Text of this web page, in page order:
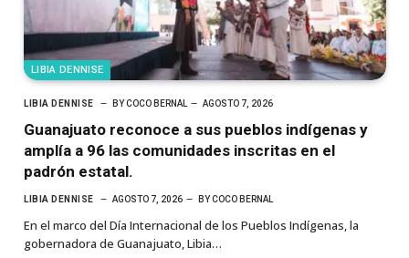
LIBIA DENNISE
LIBIA DENNISE BY COCO BERNAL AGOSTO 7, 2026
Guanajuato reconoce a sus pueblos indígenas y
amplía a 96 las comunidades inscritas en el
padrón estatal.
LIBIA DENNISE AGOSTO 7, 2026 BY COCO BERNAL
En el marco del Día Internacional de los Pueblos Indígenas, la
gobernadora de Guanajuato, Libia…